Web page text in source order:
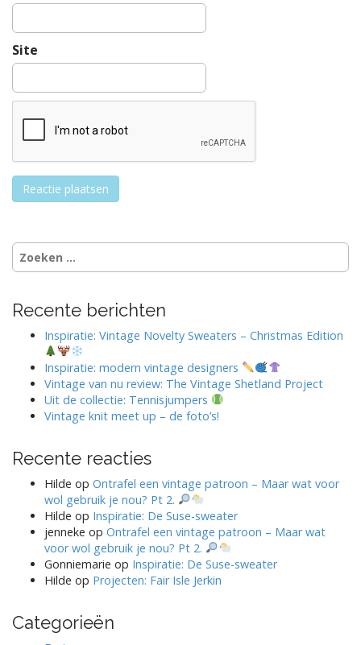
Site
Zoeken
naar:
Recente berichten
Inspiratie: Vintage Novelty Sweaters – Christmas Edition
Inspiratie: modern vintage designers
Vintage van nu review: The Vintage Shetland Project
Uit de collectie: Tennisjumpers
Vintage knit meet up – de foto’s!
Recente reacties
Hilde op Ontrafel een vintage patroon – Maar wat voor
wol gebruik je nou? Pt 2.
Hilde op Inspiratie: De Suse-sweater
jenneke op Ontrafel een vintage patroon – Maar wat
voor wol gebruik je nou? Pt 2.
Gonniemarie op Inspiratie: De Suse-sweater
Hilde op Projecten: Fair Isle Jerkin
Categorieën